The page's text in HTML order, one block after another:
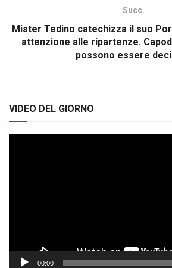
Succ.
Mister Tedino catechizza il suo
attenzione alle ripartenze.
possono essere
VIDEO DEL GIORNO
00:00